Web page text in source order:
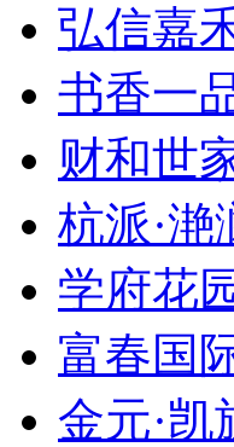
弘信嘉
书香一
财和世
杭派·滟
学府花
富春国
金元·凯